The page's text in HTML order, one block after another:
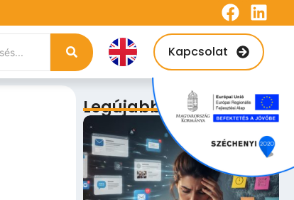
Kapcsolat
Legújabb bejegyzések